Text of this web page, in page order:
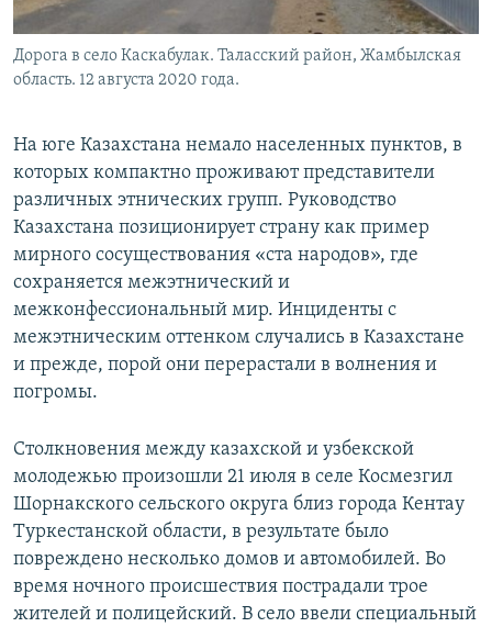
Дорога в село Каскабулак. Таласский район, Жамбылская
область. 12 августа 2020 года.
На юге Казахстана немало населенных пунктов, в
которых компактно проживают представители
различных этнических групп. Руководство
Казахстана позиционирует страну как пример
мирного сосуществования «ста народов», где
сохраняется межэтнический и
межконфессиональный мир. Инциденты с
межэтническим оттенком случались в Казахстане
и прежде, порой они перерастали в волнения и
погромы.
Столкновения между казахской и узбекской
молодежью произошли 21 июля в селе Космезгил
Шорнакского сельского округа близ города Кентау
Туркестанской области, в результате было
повреждено несколько домов и автомобилей. Во
время ночного происшествия пострадали трое
жителей и полицейский. В село ввели специальный